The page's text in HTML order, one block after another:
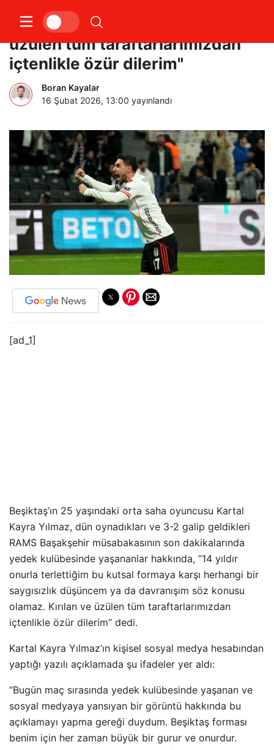
Kartal Kayra Yılmaz: "Kırılan ve
üzülen tüm taraftarlarımızdan
içtenlikle özür dilerim"
Boran Kayalar
16 Şubat 2026, 13:00 yayınlandı
[ad_1]
Beşiktaş’ın 25 yaşındaki orta saha oyuncusu Kartal
Kayra Yılmaz, dün oynadıkları ve 3-2 galip geldikleri
RAMS Başakşehir müsabakasının son dakikalarında
yedek kulübesinde yaşananlar hakkında, “14 yıldır
onurla terlettiğim bu kutsal formaya karşı herhangi bir
saygısızlık düşüncem ya da davranışım söz konusu
olamaz. Kırılan ve üzülen tüm taraftarlarımızdan
içtenlikle özür dilerim” dedi.
Kartal Kayra Yılmaz’ın kişisel sosyal medya hesabından
yaptığı yazılı açıklamada şu ifadeler yer aldı:
“Bugün maç sırasında yedek kulübesinde yaşanan ve
sosyal medyaya yansıyan bir görüntü hakkında bu
açıklamayı yapma gereği duydum. Beşiktaş forması
benim için her zaman büyük bir gurur ve onurdur.